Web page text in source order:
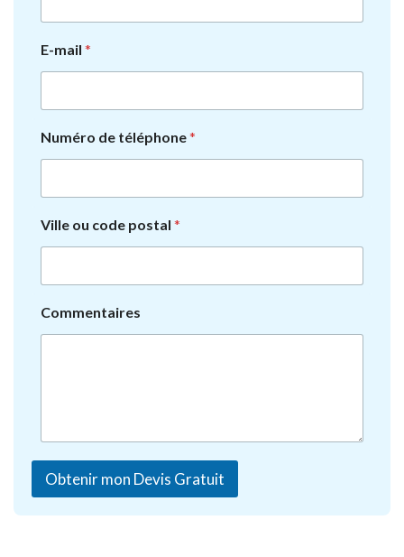
E-mail *
Numéro de téléphone*
Ville ou code postal *
Commentaires
Obtenir mon Devis Gratuit